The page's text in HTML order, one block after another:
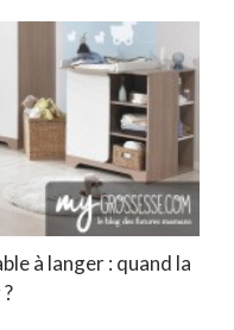
à langer : quand la